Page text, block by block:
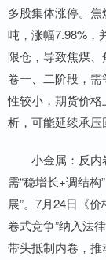
多股集体涨停。
吨，涨幅7.98%，
限仓，导致焦煤
卷一、二阶段，
性较小，期货价
析，可能延续承压
小金属：反内
需“稳增长+调结
展”。7月24日《
卷式竞争”纳入法
带头抵制内卷，